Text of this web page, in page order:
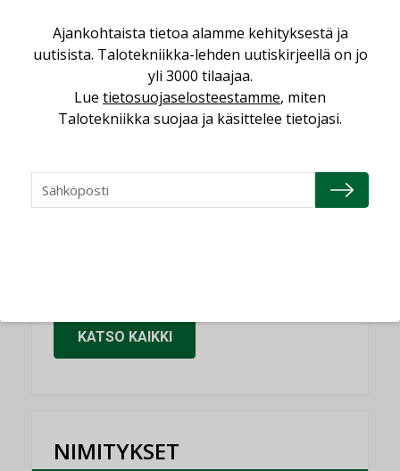
Sähköistäminen säästää euroja
KOLUMNI
Yli miljoona kotia on vailla toimivaa
ilmanvaihtoa
KOLUMNI
saatavien tietojen vertailukelpoisuus?
KOLUMNI
KATSO KAIKKI
NIMITYKSET
Ajankohtaista tietoa alamme kehityksestä ja
uutisista. Talotekniikka-lehden uutiskirjeellä on jo
yli 3000 tilaajaa.
Lue tietosuojaselosteestamme, miten
Talotekniikka suojaa ja käsittelee tietojasi.